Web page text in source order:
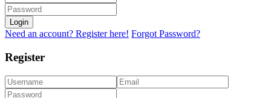
Login
Need an account? Register here! Forgot Password?
Register